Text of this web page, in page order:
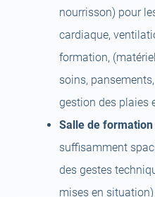
nourrisson) pour
cardiaque,
formation,
soins,
gestion des plaies
Salle de formation
suffisamment
des gestes
mises en situation)